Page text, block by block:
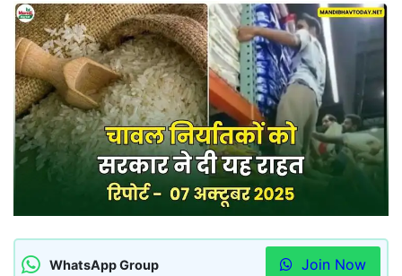
WhatsApp Group Join Now